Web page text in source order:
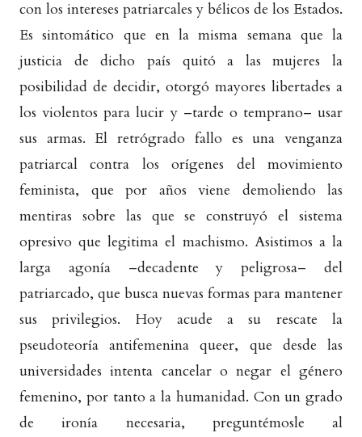
con los intereses patriarcales y bélicos de los Estados.
Es sintomático que en la misma semana que la
justicia de dicho país quitó a las mujeres la
posibilidad de decidir, otorgó mayores libertades a
los violentos para lucir y –tarde o temprano– usar
sus armas. El retrógrado fallo es una venganza
patriarcal contra los orígenes del movimiento
feminista, que por años viene demoliendo las
mentiras sobre las que se construyó el sistema
opresivo que legitima el machismo. Asistimos a la
larga agonía –decadente y peligrosa– del
patriarcado, que busca nuevas formas para mantener
sus privilegios. Hoy acude a su rescate la
pseudoteoría antifemenina queer, que desde las
universidades intenta cancelar o negar el género
femenino, por tanto a la humanidad. Con un grado
de ironía necesaria, preguntémosle al